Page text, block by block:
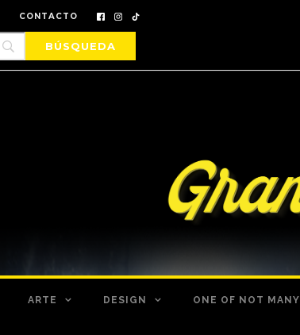
CONTACTO
ARTE DESIGN ONE OF NOT MANY